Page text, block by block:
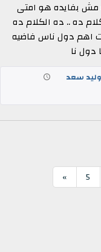
مش بفايده هو امتى
ده .. ده الكلام ده
اهم دول ناس فاضيه
دول نا
وليد سعد
5
»